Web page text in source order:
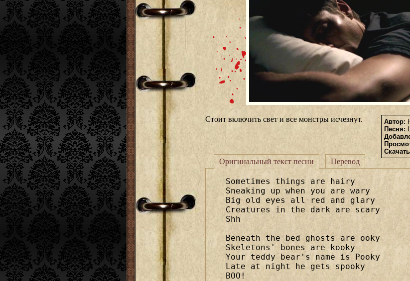
Автор:
Песня:
Стоит включить свет и все монстры исчезнут.
Оригинальный текст песни
Sometimes things are hairy
Sneaking up when you are wary
Big old eyes all red and glary
Creatures in the dark are scary
Shh
Beneath the bed ghosts are ooky
Skeletons' bones are kooky
Your teddy bear's name is Pooky
Late at night he gets spooky
BOO!
Перевод